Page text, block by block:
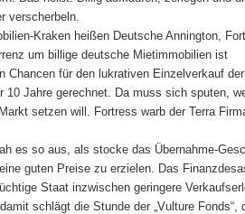
verscherbeln.
Kraken heißen Deutsche Annington,
um billige deutsche Mietimmobilien ist
Chancen für den lukrativen Einzelverkauf
10 Jahre gerechnet. Da muss sich sputen,
setzen will. Fortress warb der Terra
es so aus, als stocke das Übernahme-
guten Preise zu erzielen. Das
Staat inzwischen geringere
schlägt die Stunde der „Vulture Fonds“,